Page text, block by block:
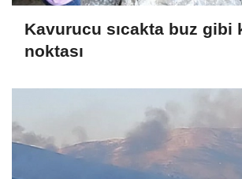
Kavurucu sıcakta buz gibi
noktası